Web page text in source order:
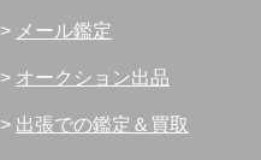
> メール鑑定
> オークション出品
> 出張での鑑定＆買取